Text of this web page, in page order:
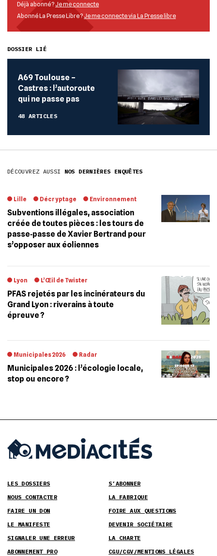
Déjà abonné ? Je me connecte
Abonné La Presse Libre ?Je me connecte via La Presse libre
DOSSIER LIÉ
A69 Toulouse –
Castres : l’autoroute
qui ne passe pas
48 ARTICLES
DÉCOUVREZ AUSSI NOS DERNIÈRES ENQUÊTES
Lille Décryptage Environnement
Subventions illégales, association
créée de toutes pièces : les tours de
passe‐passe de Xavier Bertrand pour
s’opposer aux éoliennes
Lyon L’Œil de Twister
PFAS rejetés par les incinérateurs du
Grand Lyon : riverains à toute
épreuve ?
Municipales 2026 Radar
Municipales 2026 : l’écologie locale,
stop ou encore ?
LES DOSSIERS
S’ABONNER
NOUS CONTACTER
LA FABRIQUE
FAIRE UN DON
FOIRE AUX QUESTIONS
LE MANIFESTE
DEVENIR SOCIÉTAIRE
SIGNALER UNE ERREUR
LA CHARTE
ABONNEMENT PRO
CGU/CGV/MENTIONS LÉGALES